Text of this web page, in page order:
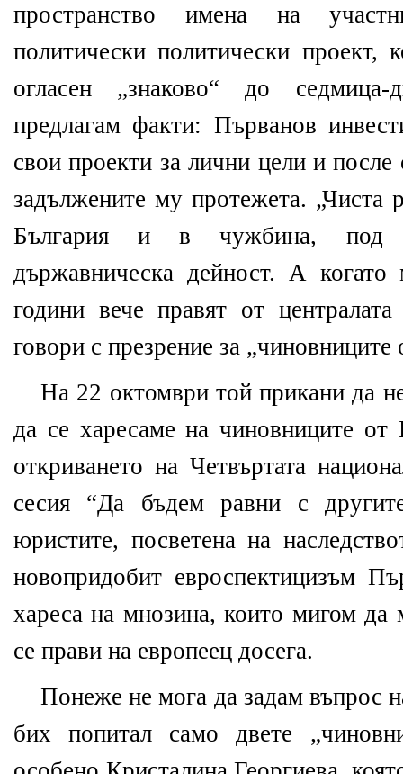
пространство имена на
политически политически проект,
огласен „знаково“ до
предлагам факти: Първанов
свои проекти за лични цели и после
задължените му протежета. „Чиста
България и в чужбина, под
държавническа дейност. А
години вече правят от
говори с презрение за
На 22 октомври той прикани да
да се харесаме на чиновниците
откриването на Четвъртата
сесия “Да бъдем равни с
юристите, посветена на
новопридобит евроспектицизъм
хареса на мнозина, които мигом да
се прави на европеец досега.
Понеже не мога да задам въпрос
бих попитал само двете